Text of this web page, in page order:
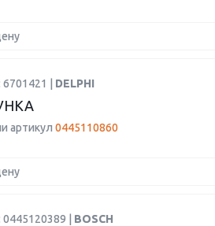
| DELPHI
артикул 0445110860
| BOSCH